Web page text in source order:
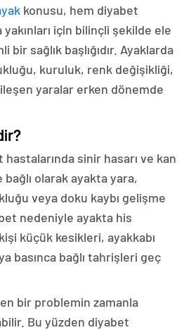
konusu, hem diyabet
için bilinçli şekilde ele
bir sağlık başlığıdır. Ayaklarda
kuruluk, renk değişikliği,
yaralar erken dönemde
sinir hasarı ve kan
bağlı olarak ayakta yara,
veya doku kaybı gelişme
nedeniyle ayakta his
küçük kesikleri, ayakkabı
basınca bağlı tahrişleri geç
bir problemin zamanla
Bu yüzden diyabet